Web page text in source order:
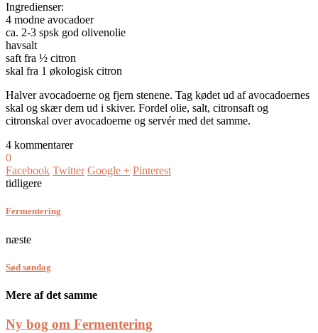
Ingredienser:
4 modne avocadoer
ca. 2-3 spsk god olivenolie
havsalt
saft fra ½ citron
skal fra 1 økologisk citron
Halver avocadoerne og fjern stenene. Tag kødet ud af avocadoernes
skal og skær dem ud i skiver. Fordel olie, salt, citronsaft og
citronskal over avocadoerne og servér med det samme.
4 kommentarer
0
Facebook Twitter Google + Pinterest
tidligere
Fermentering
næste
Sød søndag
Mere af det samme
Ny bog om Fermentering